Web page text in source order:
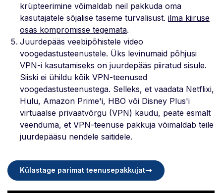
krüpteerimine võimaldab neil pakkuda oma
kasutajatele sõjalise taseme turvalisust. ilma kiiruse
osas kompromisse tegemata.
Juurdepääs veebipõhistele video
voogedastusteenustele. Üks levinumaid põhjusi
VPN-i kasutamiseks on juurdepääs piiratud sisule.
Siiski ei ühildu kõik VPN-teenused
voogedastusteenustega. Selleks, et vaadata Netflixi,
Hulu, Amazon Prime'i, HBO või Disney Plus'i
virtuaalse privaatvõrgu (VPN) kaudu, peate esmalt
veenduma, et VPN-teenuse pakkuja võimaldab teile
juurdepääsu nendele saitidele.
Külastage parimat teenusepakkujat